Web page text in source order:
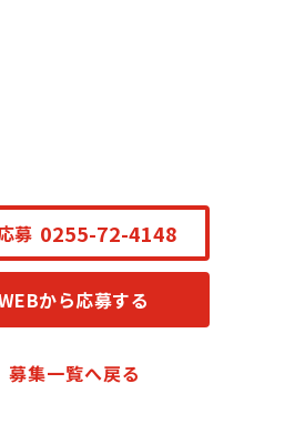
募 0255-72-4148
から応募する
募集一覧へ戻る